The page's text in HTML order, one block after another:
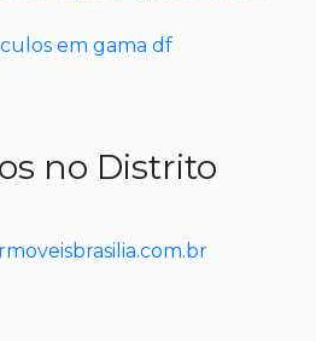
em gama df
no Distrito